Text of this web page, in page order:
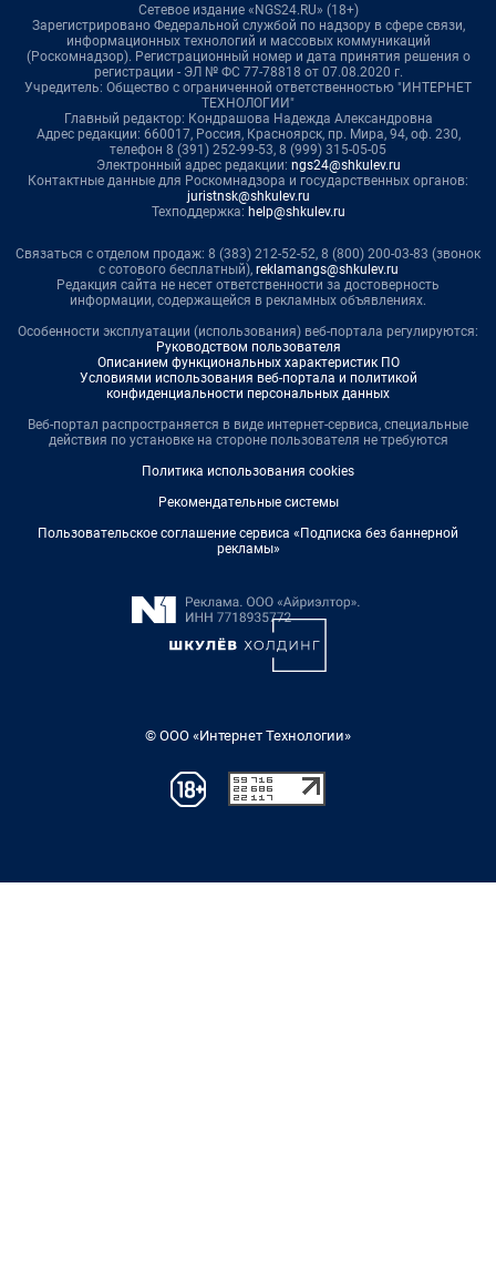
Сетевое издание «NGS24.RU» (18+)
Зарегистрировано Федеральной службой по надзору в сфере связи,
информационных технологий и массовых коммуникаций
(Роскомнадзор). Регистрационный номер и дата принятия решения о
регистрации - ЭЛ № ФС 77-78818 от 07.08.2020 г.
Учредитель: Общество с ограниченной ответственностью "ИНТЕРНЕТ
ТЕХНОЛОГИИ"
Главный редактор: Кондрашова Надежда Александровна
Адрес редакции: 660017, Россия, Красноярск, пр. Мира, 94, оф. 230,
телефон 8 (391) 252-99-53, 8 (999) 315-05-05
Электронный адрес редакции: ngs24@shkulev.ru
Контактные данные для Роскомнадзора и государственных органов:
juristnsk@shkulev.ru
Техподдержка: help@shkulev.ru
Связаться с отделом продаж: 8 (383) 212-52-52, 8 (800) 200-03-83 (звонок
с сотового бесплатный), reklamangs@shkulev.ru
Редакция сайта не несет ответственности за достоверность
информации, содержащейся в рекламных объявлениях.
Особенности эксплуатации (использования) веб-портала регулируются:
Руководством пользователя
Описанием функциональных характеристик ПО
Условиями использования веб-портала и политикой
конфиденциальности персональных данных
Веб-портал распространяется в виде интернет-сервиса, специальные
действия по установке на стороне пользователя не требуются
Политика использования cookies
Рекомендательные системы
Пользовательское соглашение сервиса «Подписка без баннерной
рекламы»
© ООО «Интернет Технологии»